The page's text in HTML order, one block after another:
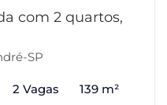
com 2 quartos,
SP
2 Vagas 139 m²